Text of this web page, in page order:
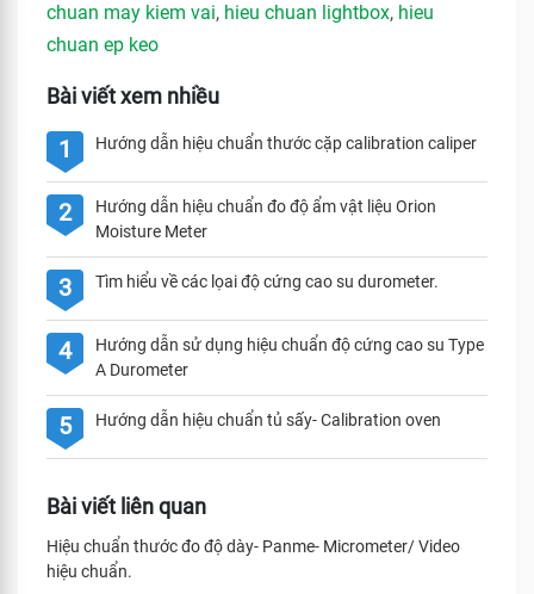
chuan may kiem vai, hieu chuan lightbox, hieu
chuan ep keo
Bài viết xem nhiều
1 Hướng dẫn hiệu chuẩn thước cặp calibration caliper
2
Hướng dẫn hiệu chuẩn đo độ ẩm vật liệu Orion
Moisture Meter
3 Tìm hiểu về các lọai độ cứng cao su durometer.
4
Hướng dẫn sử dụng hiệu chuẩn độ cứng cao su Type
A Durometer
5 Hướng dẫn hiệu chuẩn tủ sấy- Calibration oven
Bài viết liên quan
Hiệu chuẩn thước đo độ dày- Panme- Micrometer/ Video
hiệu chuẩn.